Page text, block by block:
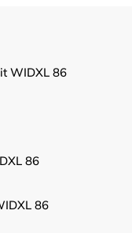
WIDXL 86
86
86